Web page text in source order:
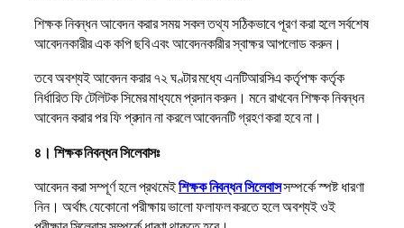
শিক্ষক নিবন্ধন আবেদন করার সময় সকল তথ্য সঠিকভাবে পূরণ করা হলে সর্বশেষ
আবেদনকারীর এক কপি ছবি এবং আবেদনকারীর স্বাক্ষর আপলোড করুন।
তবে অবশ্যই আবেদন করার ৭২ ঘণ্টার মধ্যে এনটিআরসিএ কর্তৃপক্ষ কর্তৃক
নির্ধারিত ফি টেলিটক সিমের মাধ্যমে প্রদান করুন। মনে রাখবেন শিক্ষক নিবন্ধন
আবেদন করার পর ফি প্রদান না করলে আবেদনটি গ্রহণ করা হবে না।
৪। শিক্ষক নিবন্ধন সিলেবাসঃ
আবেদন করা সম্পূর্ণ হলে প্রথমেইশিক্ষক নিবন্ধন সিলেবাসসম্পর্কে স্পষ্ট ধারণা
নিন। অর্থাৎ যেকোনো পরীক্ষায় ভালো ফলাফল করতে হলে অবশ্যই ওই